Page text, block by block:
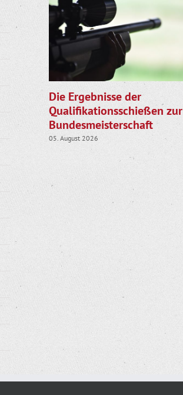
Die Ergebnisse der
Qualifikationsschießen zur
Bundesmeisterschaft
05. August 2026